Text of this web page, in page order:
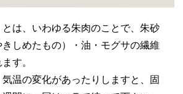
は、いわゆる朱肉のことで、朱砂
きしめたもの）・油・モグサの繊維
す。
温の変化があったりしますと、固